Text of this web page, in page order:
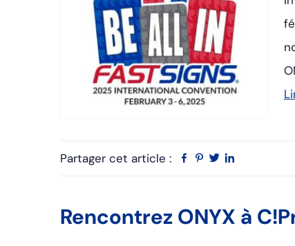
Partager cet article : Facebook
Pinterest
Twitter
Rencontrez ONYX à